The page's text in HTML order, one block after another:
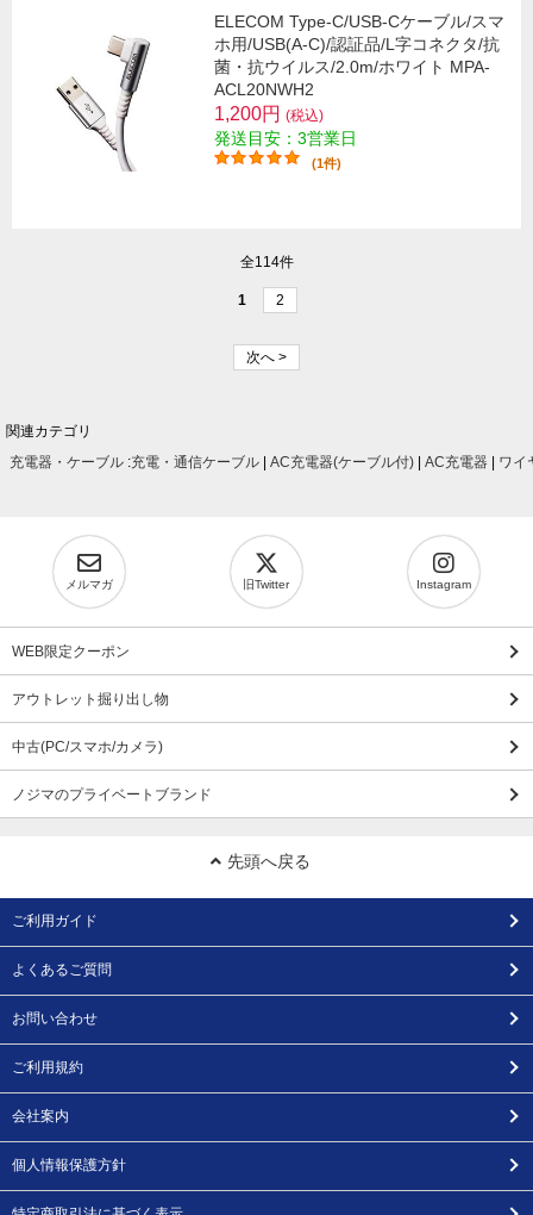
ELECOM Type-C/USB-Cケーブル/スマ
ホ用/USB(A-C)/認証品/L字コネクタ/抗
菌・抗ウイルス/2.0m/ホワイト MPA-
ACL20NWH2
1,200円 (税込)
発送目安：3営業日
(1件)
全114件
1 2
次へ >
関連カテゴリ
充電器・ケーブル :充電・通信ケーブル AC充電器(ケーブル付) AC充電器 ワイ
メルマガ 旧Twitter Instagram
WEB限定クーポン
アウトレット掘り出し物
中古(PC/スマホ/カメラ)
ノジマのプライベートブランド
先頭へ戻る
ご利用ガイド
よくあるご質問
お問い合わせ
ご利用規約
会社案内
個人情報保護方針